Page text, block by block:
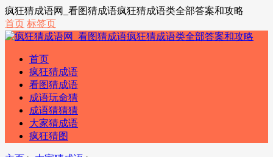
疯狂猜成语网_看图猜成语疯狂猜成语类全部答案和攻略
首页 标签页
首页
疯狂猜成语
看图猜成语
成语玩命猜
成语猜猜猜
大家猜成语
疯狂猜图